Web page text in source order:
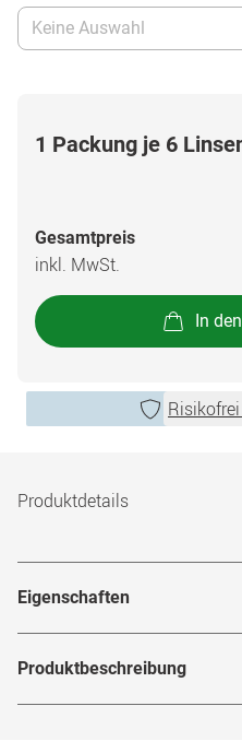
Keine Auswahl
1 Packung je 6
Gesamtpreis
inkl. MwSt.
In
Produktdetails
Eigenschaften
57 % Wassergehalt
14.2mm
Produktbeschreibung